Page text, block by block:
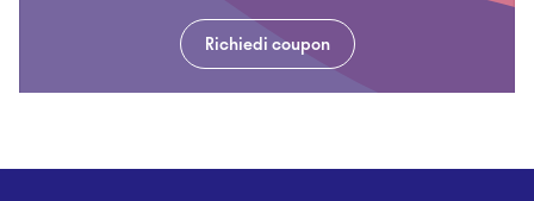
Richiedi coupon